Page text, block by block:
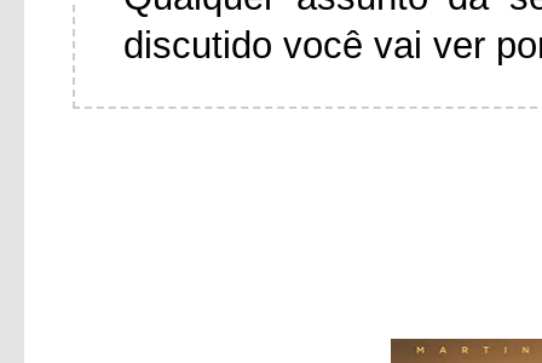
discutido você vai ver